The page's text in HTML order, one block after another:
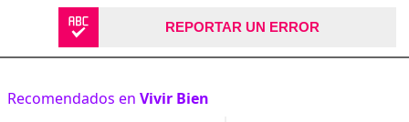
REPORTAR UN ERROR
Recomendados en Vivir Bien